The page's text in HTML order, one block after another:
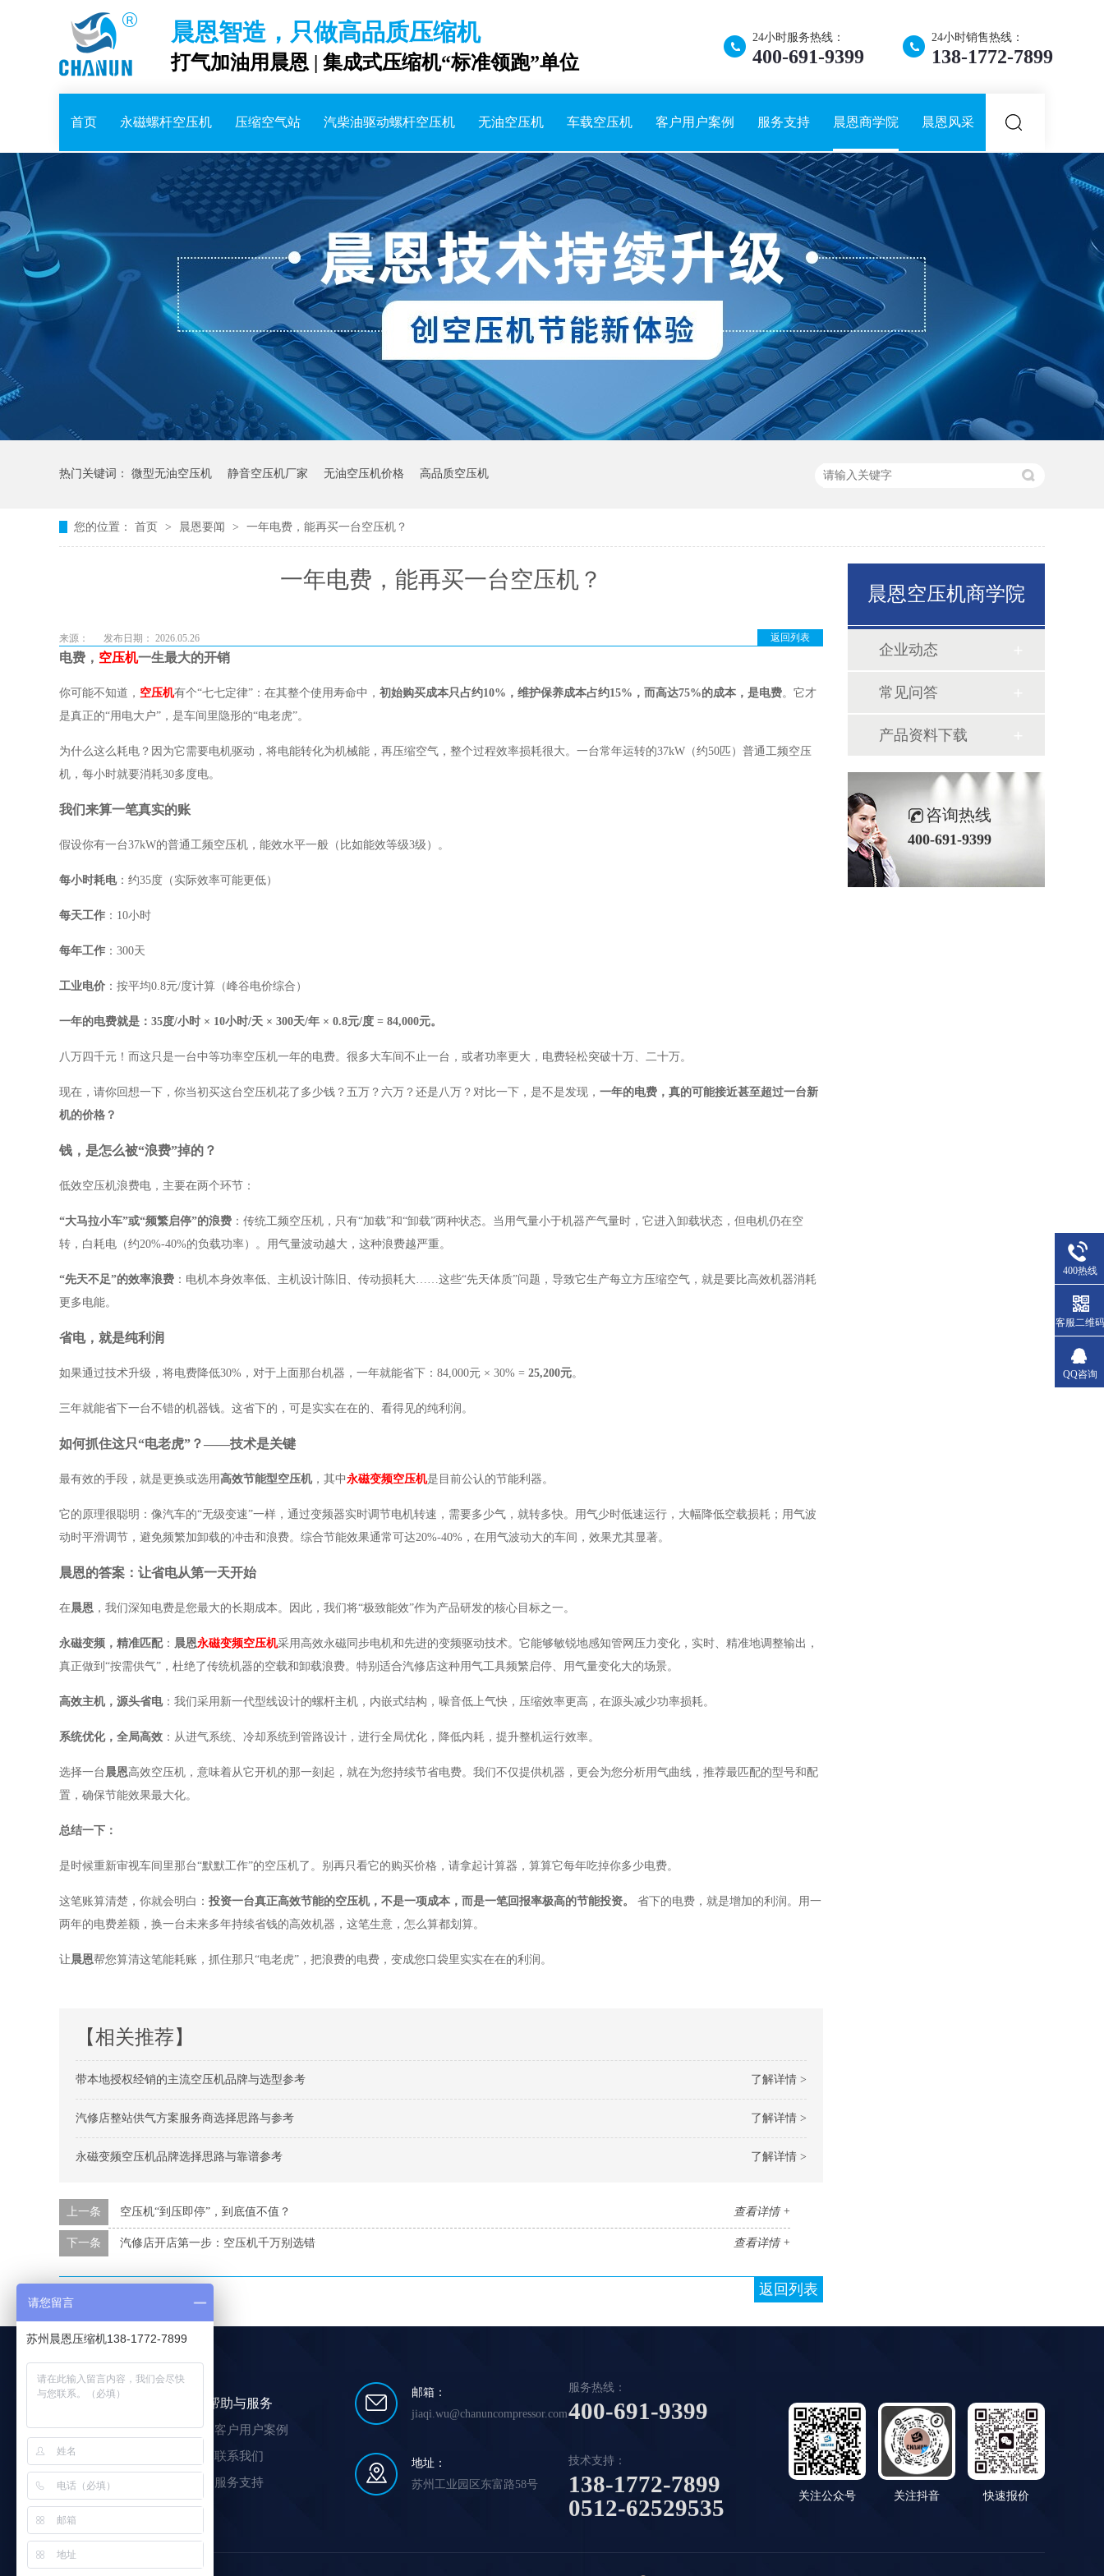
晨恩智造，只做高品质压缩机
打气加油用晨恩 | 集成式压缩机“标准领跑”单位
24小时服务热线：
400-691-9399
24小时销售热线：
138-1772-7899
首页 永磁螺杆空压机 压缩空气站 汽柴油驱动螺杆空压机 无油空压机 车载空压机 客户用户案例 服务支持 晨恩商学院 晨恩风采
热门关键词： 微型无油空压机 静音空压机厂家 无油空压机价格 高品质空压机
您的位置： 首页 > 晨恩要闻 > 一年电费，能再买一台空压机？
一年电费，能再买一台空压机？
返回列表
来源： 发布日期： 2026.05.26
电费， 空压机一生最大的开销
你可能不知道， 空压机有个“七七定律”：在其整个使用寿命中， 初始购买成本只占约10%，维护保养成本占约15%，而高达75%的成本，是电费。它才
是真正的“用电大户”，是车间里隐形的“电老虎”。
为什么这么耗电？因为它需要电机驱动，将电能转化为机械能，再压缩空气，整个过程效率损耗很大。一台常年运转的37kW（约50匹）普通工频空压
机，每小时就要消耗30多度电。
我们来算一笔真实的账
假设你有一台37kW的普通工频空压机，能效水平一般（比如能效等级3级）。
每小时耗电：约35度（实际效率可能更低）
每天工作 ： 10小时
每年工作 ： 300天
工业电价 ：按平均0.8元/度计算（峰谷电价综合）
一年的电费就是： 35度/小时 × 10小时/天 × 300天/年 × 0.8元/度 = 84,000元。
八万四千元！而这只是一台中等功率空压机一年的电费。很多大车间不止一台，或者功率更大，电费轻松突破十万、二十万。
现在，请你回想一下，你当初买这台空压机花了多少钱？五万？六万？还是八万？对比一下，是不是发现， 一年的电费，真的可能接近甚至超过一台新
机的价格？
钱，是怎么被“浪费”掉的？
低效空压机浪费电，主要在两个环节：
“大马拉小车”或“频繁启停”的浪费 ：传统工频空压机，只有“加载”和“卸载”两种状态。当用气量小于机器产气量时，它进入卸载状态，但电机仍在空
转，白耗电（约20%-40%的负载功率）。用气量波动越大，这种浪费越严重。
“先天不足”的效率浪费 ：电机本身效率低、主机设计陈旧、传动损耗大……这些“先天体质”问题，导致它生产每立方压缩空气，就是要比高效机器消耗
更多电能。
省电，就是纯利润
如果通过技术升级，将电费降低30%，对于上面那台机器，一年就能省下：84,000元 × 30% = 25,200元。
三年就能省下一台不错的机器钱。这省下的，可是实实在在的、看得见的纯利润。
如何抓住这只“电老虎”？——技术是关键
最有效的手段，就是更换或选用 高效节能型空压机，其中永磁变频空压机是目前公认的节能利器。
它的原理很聪明：像汽车的“无级变速”一样，通过变频器实时调节电机转速，需要多少气，就转多快。用气少时低速运行，大幅降低空载损耗；用气波
动时平滑调节，避免频繁加卸载的冲击和浪费。综合节能效果通常可达20%-40%，在用气波动大的车间，效果尤其显著。
晨恩的答案：让省电从第一天开始
在晨恩 ，我们深知电费是您最大的长期成本。因此，我们将“极致能效”作为产品研发的核心目标之一。
永磁变频，精准匹配： 晨恩永磁变频空压机采用高效永磁同步电机和先进的变频驱动技术。它能够敏锐地感知管网压力变化，实时、精准地调整输出，
真正做到 “按需供气”，杜绝了传统机器的空载和卸载浪费。特别适合汽修店这种用气工具频繁启停、用气量变化大的场景。
高效主机，源头省电：我们采用新一代型线设计的螺杆主机，内嵌式结构，噪音低上气快，压缩效率更高，在源头减少功率损耗。
系统优化，全局高效 ：从进气系统、冷却系统到管路设计，进行全局优化，降低内耗，提升整机运行效率。
选择一台晨恩高效空压机，意味着从它开机的那一刻起，就在为您持续节省电费。我们不仅提供机器，更会为您分析用气曲线，推荐最匹配的型号和配
置，确保节能效果最大化。
总结一下：
是时候重新审视车间里那台“默默工作”的空压机了。别再只看它的购买价格，请拿起计算器，算算它每年吃掉你多少电费。
这笔账算清楚，你就会明白： 投资一台真正高效节能的空压机，不是一项成本，而是一笔回报率极高的节能投资。
省下的电费，就是增加的利润。用一
两年的电费差额，换一台未来多年持续省钱的高效机器，这笔生意，怎么算都划算。
让晨恩帮您算清这笔能耗账，抓住那只“电老虎”，把浪费的电费，变成您口袋里实实在在的利润。
【相关推荐】
了解详情 >
带本地授权经销的主流空压机品牌与选型参考
了解详情 >
汽修店整站供气方案服务商选择思路与参考
了解详情 >
永磁变频空压机品牌选择思路与靠谱参考
查看详情 +
上一条 空压机“到压即停”，到底值不值？
查看详情 +
下一条 汽修店开店第一步：空压机千万别选错
返回列表
晨恩空压机商学院
企业动态
常见问答
产品资料下载
咨询热线
400-691-9399
选购及了解
螺杆式空压机
压缩空气站
汽柴油驱动螺杆空压机
车载空压机
帮助与服务
客户用户案例
联系我们
服务支持
邮箱：
jiaqi.wu@chanuncompressor.com
地址：
苏州工业园区东富路58号
服务热线：
400-691-9399
技术支持：
138-1772-7899
0512-62529535
关注公众号 关注抖音 快速报价
400热线
客服二维码
QQ咨询
请您留言
苏州晨恩压缩机138-1772-7899